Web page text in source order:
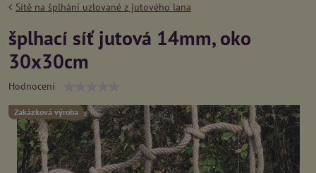
Zakázková výroba
Sítě na šplhání uzlované z jutového lana
šplhací síť jutová 14mm, oko
30x30cm
Hodnocení